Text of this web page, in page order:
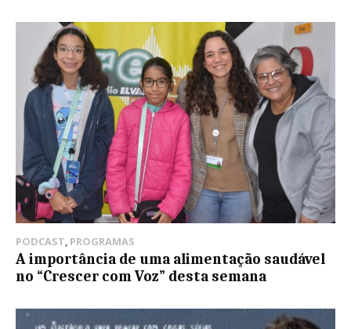
PODCAST, PROGRAMAS
A importância de uma alimentação saudável
no “Crescer com Voz” desta semana